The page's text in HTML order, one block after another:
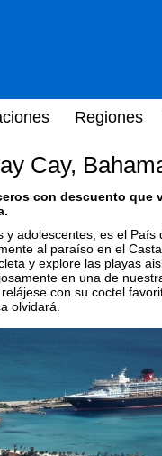
Regiones
Cay,
con descuento que
y adolescentes, es el
al paraíso en el
y explore las playas
en una de
con su coctel
olvidará.